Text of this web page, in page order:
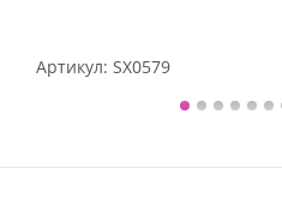
Артикул: SX0579